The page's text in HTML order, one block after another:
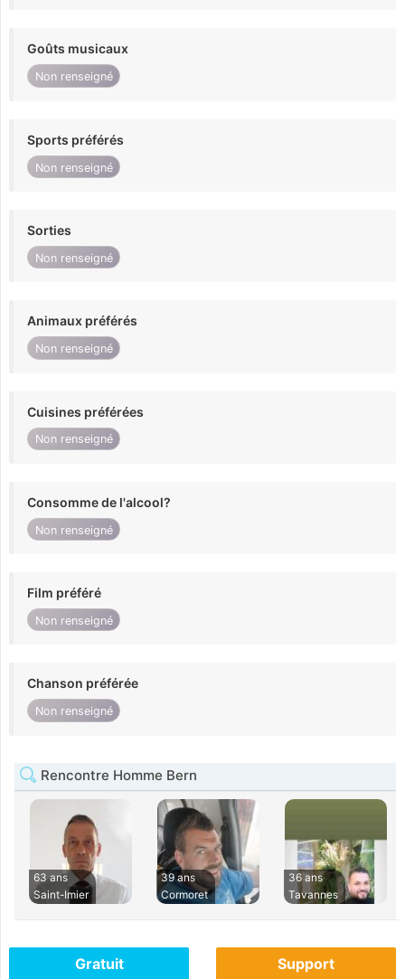
Goûts musicaux
Non renseigné
Sports préférés
Non renseigné
Sorties
Non renseigné
Animaux préférés
Non renseigné
Cuisines préférées
Non renseigné
Consomme de l'alcool?
Non renseigné
Film préféré
Non renseigné
Chanson préférée
Non renseigné
Rencontre Homme Bern
63 ans
Saint-Imier
39 ans
Cormoret
36 ans
Tavannes
Gratuit Support